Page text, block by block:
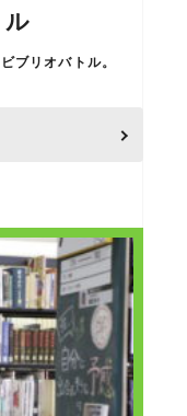
ブリオバトル。